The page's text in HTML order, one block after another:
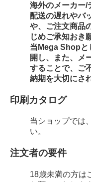
海外のメーカー/
配送の遅れやバ
や、ご注文商品
じめご承知おき
当Mega Shopと
開し、また、メ
することで、ご
納期を大切にさ
印刷カタログ
当ショップでは
い。
注文者の要件
18歳未満の方は